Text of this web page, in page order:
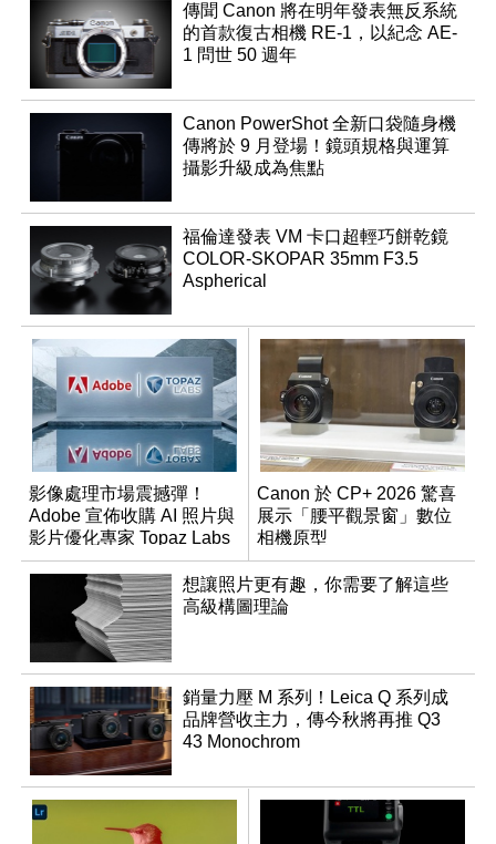
傳聞 Canon 將在明年發表無反系統
的首款復古相機 RE-1，以紀念 AE-
1 問世 50 週年
Canon PowerShot 全新口袋隨身機
傳將於 9 月登場！鏡頭規格與運算
攝影升級成為焦點
福倫達發表 VM 卡口超輕巧餅乾鏡
COLOR-SKOPAR 35mm F3.5
Aspherical
影像處理市場震撼彈！
Adobe 宣佈收購 AI 照片與
影片優化專家 Topaz Labs
Canon 於 CP+ 2026 驚喜
展示「腰平觀景窗」數位
相機原型
想讓照片更有趣，你需要了解這些
高級構圖理論
銷量力壓 M 系列！Leica Q 系列成
品牌營收主力，傳今秋將再推 Q3
43 Monochrom